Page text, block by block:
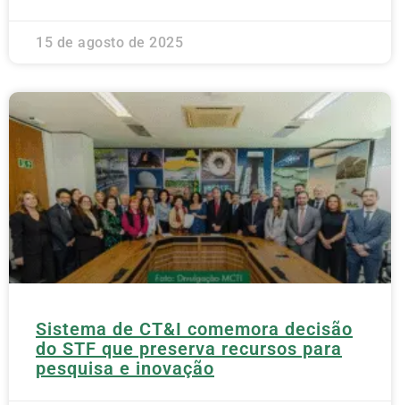
15 de agosto de 2025
Sistema de CT&I comemora decisão
do STF que preserva recursos para
pesquisa e inovação